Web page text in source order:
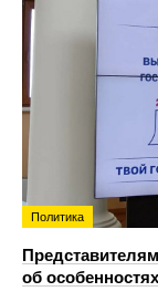
Политика
об